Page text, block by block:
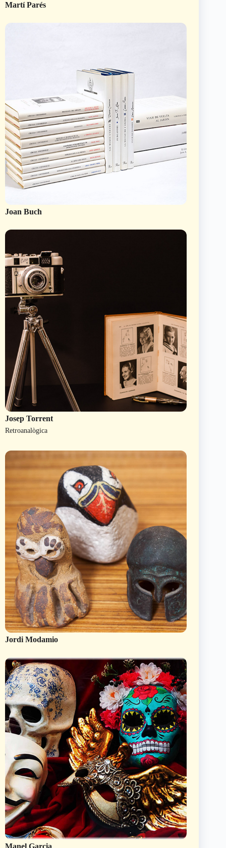
Martí Parés
Joan Buch
Josep Torrent
Retroanalògica
Jordi Modamio